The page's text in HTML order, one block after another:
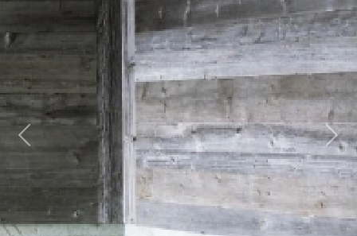
Previous Next